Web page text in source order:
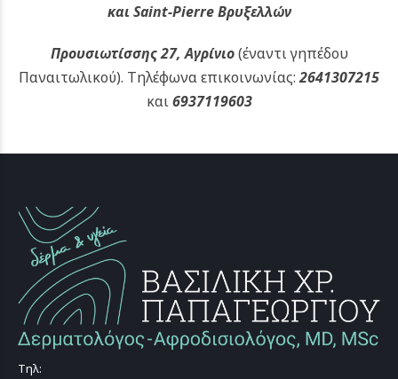
και Saint-Pierre Βρυξελλών
Προυσιωτίσσης 27, Αγρίνιο(έναντι γηπέδου
Παναιτωλικού). Τηλέφωνα επικοινωνίας:2641307215
και6937119603
Τηλ: